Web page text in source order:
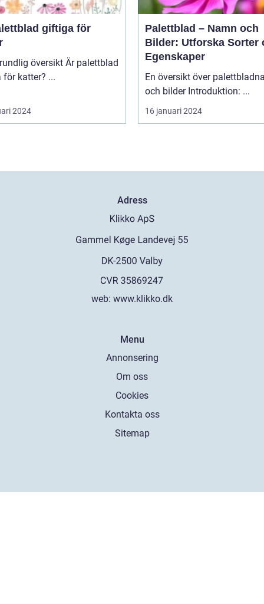
giftiga för
översikt Är palettblad
giftiga för katter? ...
2024
Palettblad – Namn och
Bilder: Utforska Sorter
Egenskaper
En översikt över
och bilder Introduktion: ...
16 januari 2024
Adress
web: www.klikko.dk
Menu
Annonsering
Om oss
Cookies
Kontakta oss
Sitemap